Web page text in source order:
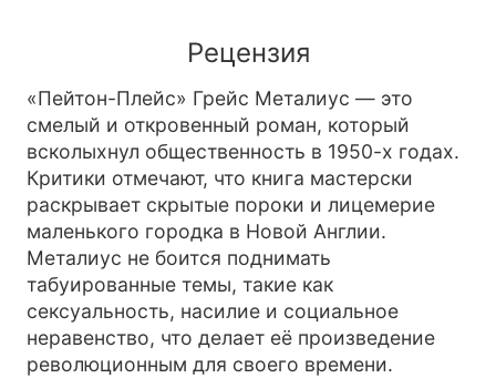
Рецензия
«Пейтон-Плейс» Грейс Металиус — это
смелый и откровенный роман, который
всколыхнул общественность в 1950-х годах.
Критики отмечают, что книга мастерски
раскрывает скрытые пороки и лицемерие
маленького городка в Новой Англии.
Металиус не боится поднимать
табуированные темы, такие как
сексуальность, насилие и социальное
неравенство, что делает её произведение
революционным для своего времени.